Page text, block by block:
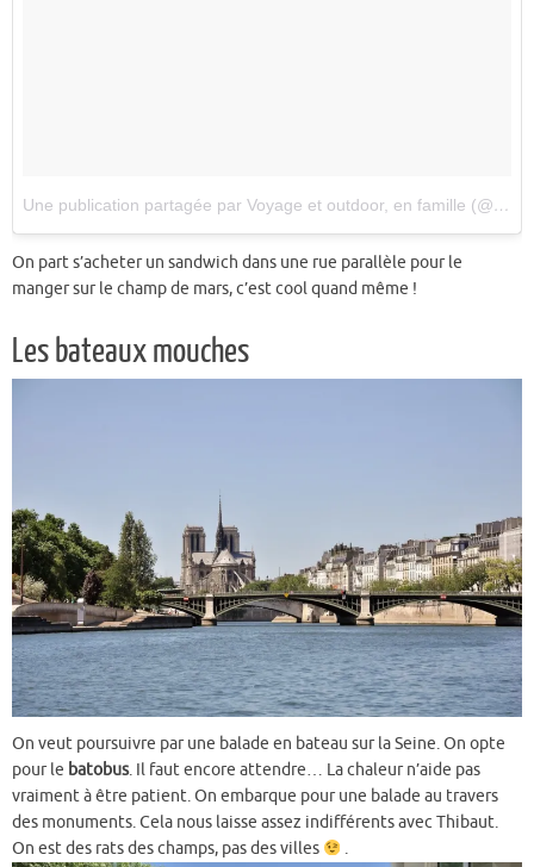
Une publication partagée par Voyage et outdoor, en famille (@arthur_et_thibaut)
On part s’acheter un sandwich dans une rue parallèle pour le
manger sur le champ de mars, c’est cool quand même !
Les bateaux mouches
On veut poursuivre par une balade en bateau sur la Seine. On opte
pour le batobus. Il faut encore attendre… La chaleur n’aide pas
vraiment à être patient. On embarque pour une balade au travers
des monuments. Cela nous laisse assez indifférents avec Thibaut.
On est des rats des champs, pas des villes
.